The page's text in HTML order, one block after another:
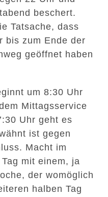
beschert.
Tatsache, dass
bis zum Ende der
geöffnet haben
um 8:30 Uhr
Mittagsservice
Uhr geht es
ist gegen
Macht im
mit einem, ja
der womöglich
halben Tag